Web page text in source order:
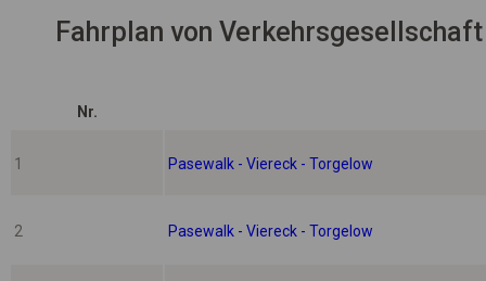
Fahrplan von
Nr.
1 Pasewalk - Viereck - Torgelow
2 Pasewalk - Viereck - Torgelow